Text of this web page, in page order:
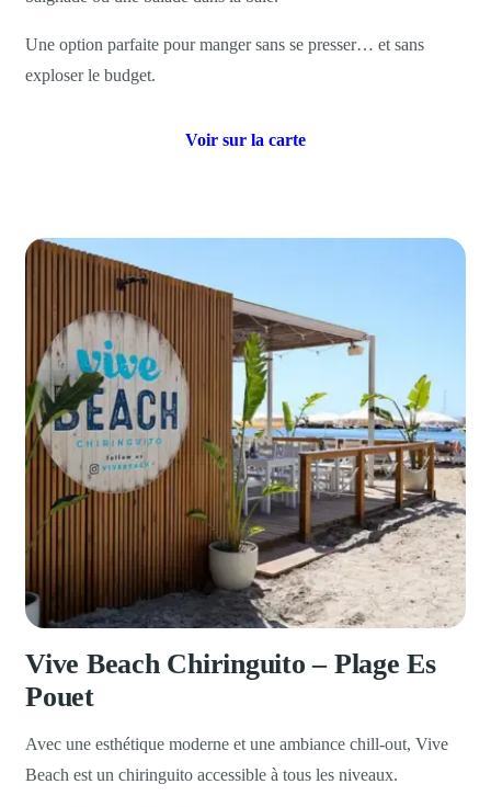
Une option parfaite pour manger sans se presser… et sans
exploser le budget.
Voir sur la carte
Vive Beach Chiringuito – Plage Es
Pouet
Avec une esthétique moderne et une ambiance chill-out, Vive
Beach est un chiringuito accessible à tous les niveaux.